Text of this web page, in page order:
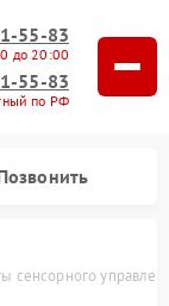
55-83
до 20:00
55-83
по РФ
сенсорного